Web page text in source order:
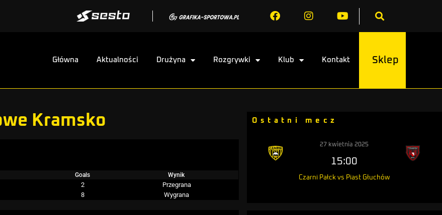
Główna Aktualności Drużyna Rozgrywki Klub Kontakt Sklep
Kramsko
Goals Wynik
2
Przegrana
8 Wygrana
Ostatni mecz
27 kwietnia 2025
15:00
Czarni Pałck vs Piast Głuchów